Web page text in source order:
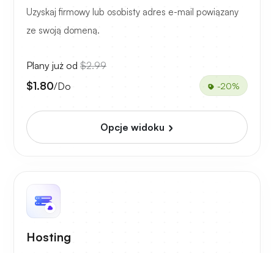
Uzyskaj firmowy lub osobisty adres e-mail powiązany
ze swoją domeną.
Plany już od $2.99
$1.80/Do -20%
Opcje widoku
Hosting